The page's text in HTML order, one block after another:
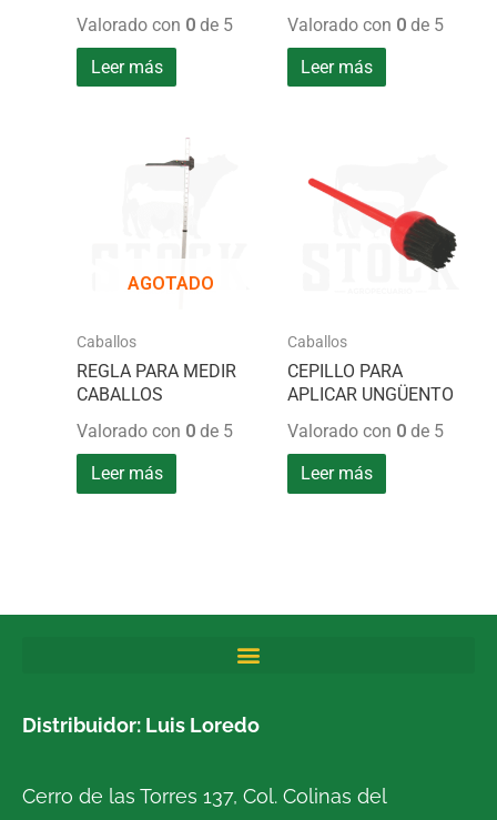
Valorado con 0 de 5
Leer más
Valorado con 0de 5
Leer más
AGOTADO
Caballos
REGLA PARA MEDIR
CABALLOS
Valorado con 0 de 5
Leer más
Caballos
CEPILLO PARA
APLICAR UNGÜENTO
Valorado con 0de 5
Leer más
Distribuidor: Luis Loredo
Cerro de las Torres 137, Col. Colinas del